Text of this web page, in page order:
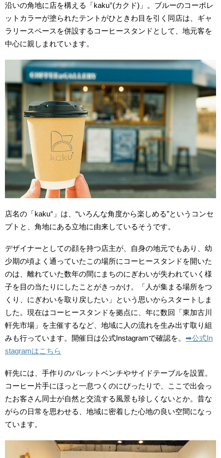
沿いの角地に店を構える「kaku°(カクド)」。ブルーのコーポレ
ットカラーが塗られたテントがひときわ目を引く同店は、ギャ
ラリースペースを併設するコーヒースタンドとして、地元客を
中心に親しまれています。
店名の「kaku°」は、“いろんな角度から楽しめる”というコンセ
プトと、角地にある立地に由来しているそうです。
デザイナーとしての顔を持つ店主が、自身の地元でもあり、幼
少期の頃よく通っていたこの場所にコーヒースタンドを開いた
のは、離れていた数年の間にまちのにぎわいが失われていく様
子を目の当たりにしたことがきっかけ。「人が集まる場所をつ
くり、にぎわいを取り戻したい」という思いからスタートしま
した。現在はコーヒースタンドを拠点に、年に数回「東加古川
軒先市場」を主催するなど、地域に人の流れを生み出す取り組
みも行っています。開催日は公式Instagramで確認を。➡︎公式In
stagramはこちら
軒先には、手作りのパレットベンチやサイドテーブルを設置。
コーヒー片手にほっと一息つくのにぴったりで、ここで出会っ
たお客さん同士が自然と交流する風景も珍しくないとか。昔な
がらの日常を思わせる、地域に密着した心地の良い空間になっ
ています。